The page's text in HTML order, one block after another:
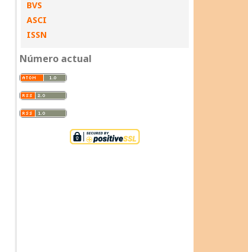
BVS
ASCI
ISSN
Número actual